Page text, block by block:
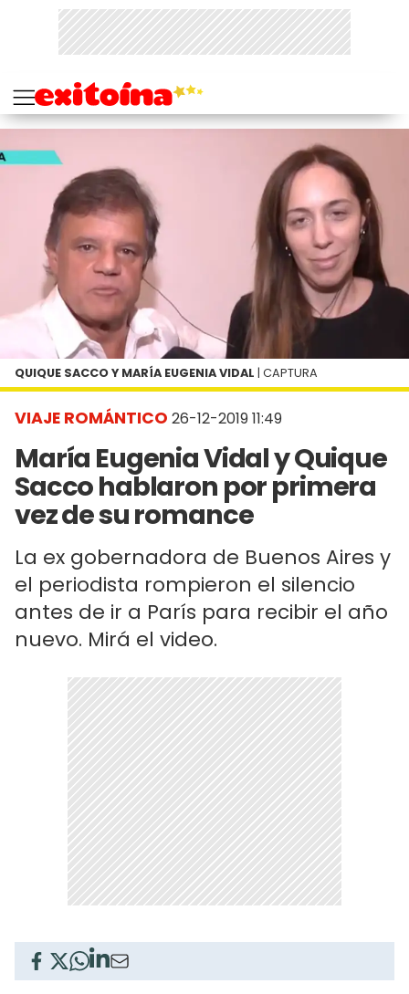
VIAJE ROMÁNTICO 26-12-2019 11:49
María Eugenia Vidal y Quique
Sacco hablaron por primera
vez de su romance
La ex gobernadora de Buenos Aires y
el periodista rompieron el silencio
antes de ir a París para recibir el año
nuevo. Mirá el video.
QUIQUE SACCO Y MARÍA EUGENIA VIDAL | CAPTURA